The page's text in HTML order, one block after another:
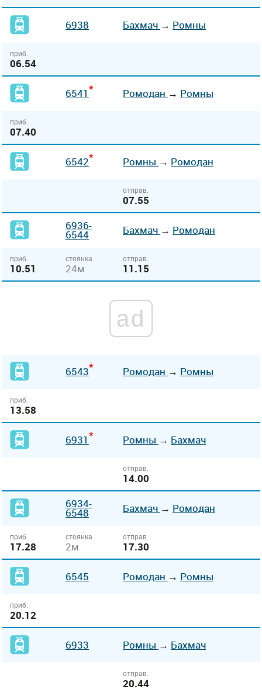
6938 Бахмач → Ромны
приб.
06.54
6541* Ромодан → Ромны
приб.
07.40
6542* Ромны → Ромодан
отправ.
07.55
6936-
6544 Бахмач → Ромодан
приб.
10.51
стоянка
24м
отправ.
11.15
ad
6543* Ромодан → Ромны
приб.
13.58
6931* Ромны → Бахмач
отправ.
14.00
6934-
6548 Бахмач → Ромодан
приб.
17.28
стоянка
2м
отправ.
17.30
6545 Ромодан → Ромны
приб.
20.12
6933 Ромны → Бахмач
отправ.
20.44